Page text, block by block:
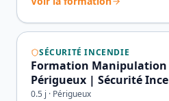
SÉCURITÉ INCENDIE
Formation
Périgueux | Sécurité
0.5 j · Périgueux